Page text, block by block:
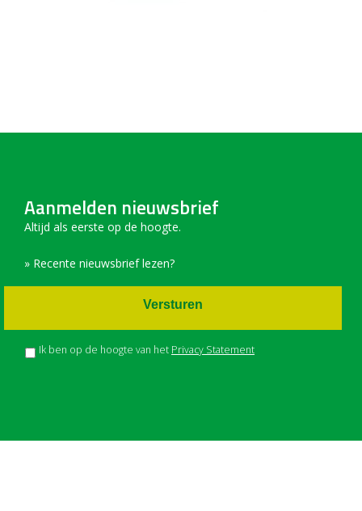
Aanmelden nieuwsbrief
Altijd als eerste op de hoogte.
» Recente nieuwsbrief lezen?
Ik ben op de hoogte van het Privacy Statement
Versturen